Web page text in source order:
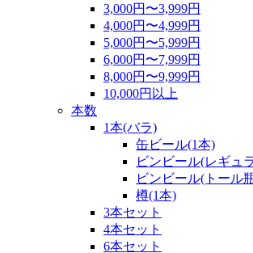
3,000円〜3,999円
4,000円〜4,999円
5,000円〜5,999円
6,000円〜7,999円
8,000円〜9,999円
10,000円以上
本数
1本(バラ)
缶ビール(1本)
ビンビール(レギュ
ビンビール(トール
樽(1本)
3本セット
4本セット
6本セット